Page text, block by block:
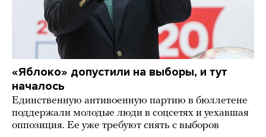
«Яблоко» допустили на выборы, и тут
началось
Единственную антивоенную партию в бюллетене
поддержали молодые люди в соцсетях и уехавшая
оппозиция. Ее уже требуют снять с выборов